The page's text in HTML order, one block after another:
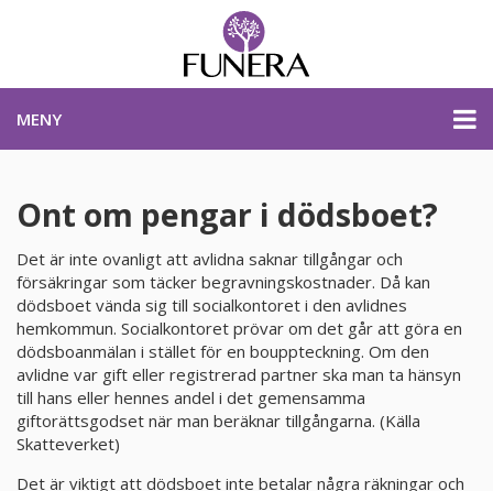
MENY
PLANERA BEGRAVNING
KONTAKTA OSS
STARTSIDA
PLANERA BEGRAVNING
Ont om pengar i dödsboet?
Det är inte ovanligt att avlidna saknar tillgångar och
försäkringar som täcker begravningskostnader. Då kan
dödsboet vända sig till socialkontoret i den avlidnes
hemkommun. Socialkontoret prövar om det går att göra en
dödsboanmälan i stället för en bouppteckning. Om den
avlidne var gift eller registrerad partner ska man ta hänsyn
till hans eller hennes andel i det gemensamma
giftorättsgodset när man beräknar tillgångarna. (Källa
Skatteverket)
Det är viktigt att dödsboet inte betalar några räkningar och